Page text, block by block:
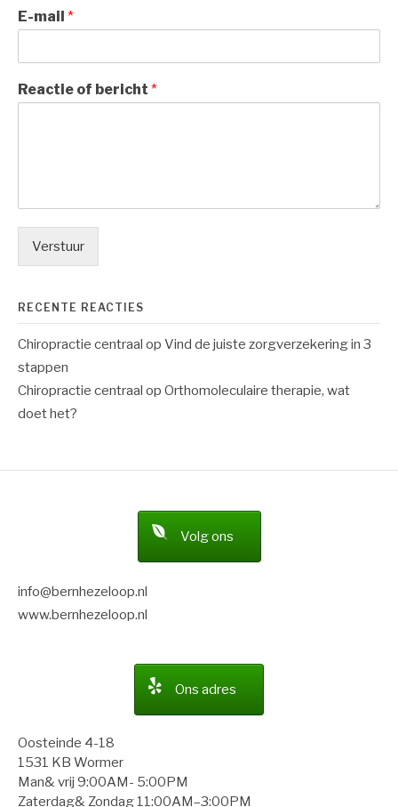
E-mail *
Reactie of bericht *
Verstuur
RECENTE REACTIES
Chiropractie centraal op Vind de juiste zorgverzekering in 3
stappen
Chiropractie centraal op Orthomoleculaire therapie, wat
doet het?
Volg ons
info@bernhezeloop.nl
www.bernhezeloop.nl
Ons adres
Oosteinde 4-18
1531 KB Wormer
Man& vrij 9:00AM- 5:00PM
Zaterdag& Zondag 11:00AM–3:00PM